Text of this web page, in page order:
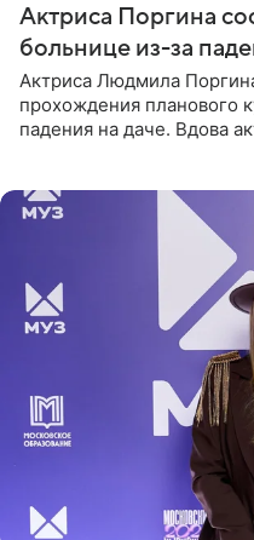
Актриса Поргина
больнице из-за
Актриса Людмила
прохождения планового
падения на даче. Вдова